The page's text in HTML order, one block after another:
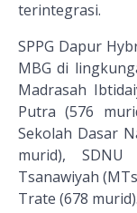
terintegrasi.
SPPG Dapur
MBG di
Madrasah
Putra (576
Sekolah Dasar
murid),
Tsanawiyah
Trate (678 murid).